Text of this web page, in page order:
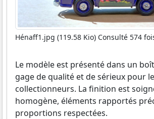
Hénaff1.jpg (119.58 Kio) Consulté 574
Le modèle est présenté dans un
gage de qualité et de sérieux pour
collectionneurs. La finition est
homogène, éléments rapportés
proportions respectées.